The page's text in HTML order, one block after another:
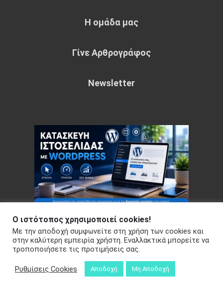
Η ομάδα μας
Γίνε Αρθρογράφος
Newsletter
Copyright © 2026 Your e-articles - WordPress Theme : by
Sparkle Themes Πολιτική Απορρήτου
Ο ιστότοπος χρησιμοποιεί cookies!
Με την αποδοχή συμφωνείτε στη χρήση των cookies και
στην καλύτερη εμπειρία χρήστη. Εναλλακτικά μπορείτε να
τροποποιήσετε τις προτιμήσεις σας.
Ρυθμίσεις Cookies Αποδοχή Μη Αποδοχή